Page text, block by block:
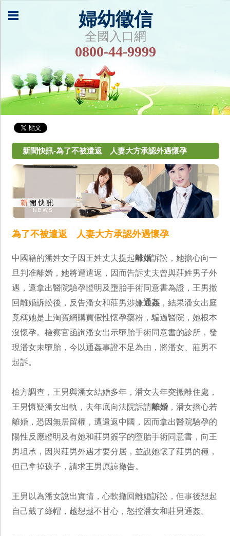
婦幼徵信
全國入口網
0800-44-9999
新聞快訊-為了不被遣返 人妻大方承認外遇懷孕
為了不被遣返 人妻大方承認外遇懷孕
中國籍的潘姓女子因王姓丈夫提起離婚訴訟，她擔心向一
旦判准離婚，她將遭遣返，因而告訴丈夫曾與莊姓男子外
遇，還拿出醫院驗孕證明及墮胎手術同意書為證，王男撤
回離婚訴訟後，反告潘女和莊男涉嫌通姦 ，結果潘女出庭
竟稱她是上淘寶網購買假性懷孕藥粉，騙過醫院，她根本
沒懷孕。檢察官函詢潘女出示墮胎手術同意書的診所，發
現潘女未墮胎，今以通姦事證不足為由，將潘女、莊男不
起訴。
檢方調查，王男與潘女結婚多年，潘女去年突搬離住處，
王男懷疑潘女出軌，去年底向法院訴請離婚 ，潘女擔心若
離婚，恐因無居留權，遭遣返中國，因而拿出醫院驗孕的
陽性反應證明及有她和莊男簽字的墮胎手術同意書，向王
男坦承，因與莊男外遇才要分居，並說她懷了莊男的種，
但已拿掉孩子，請求王男原諒撤告。
王男以為潘女說出實情，心軟撤回離婚訴訟，但事後想起
自己戴了綠帽，越想越不甘心，怒控潘女和莊男通姦。